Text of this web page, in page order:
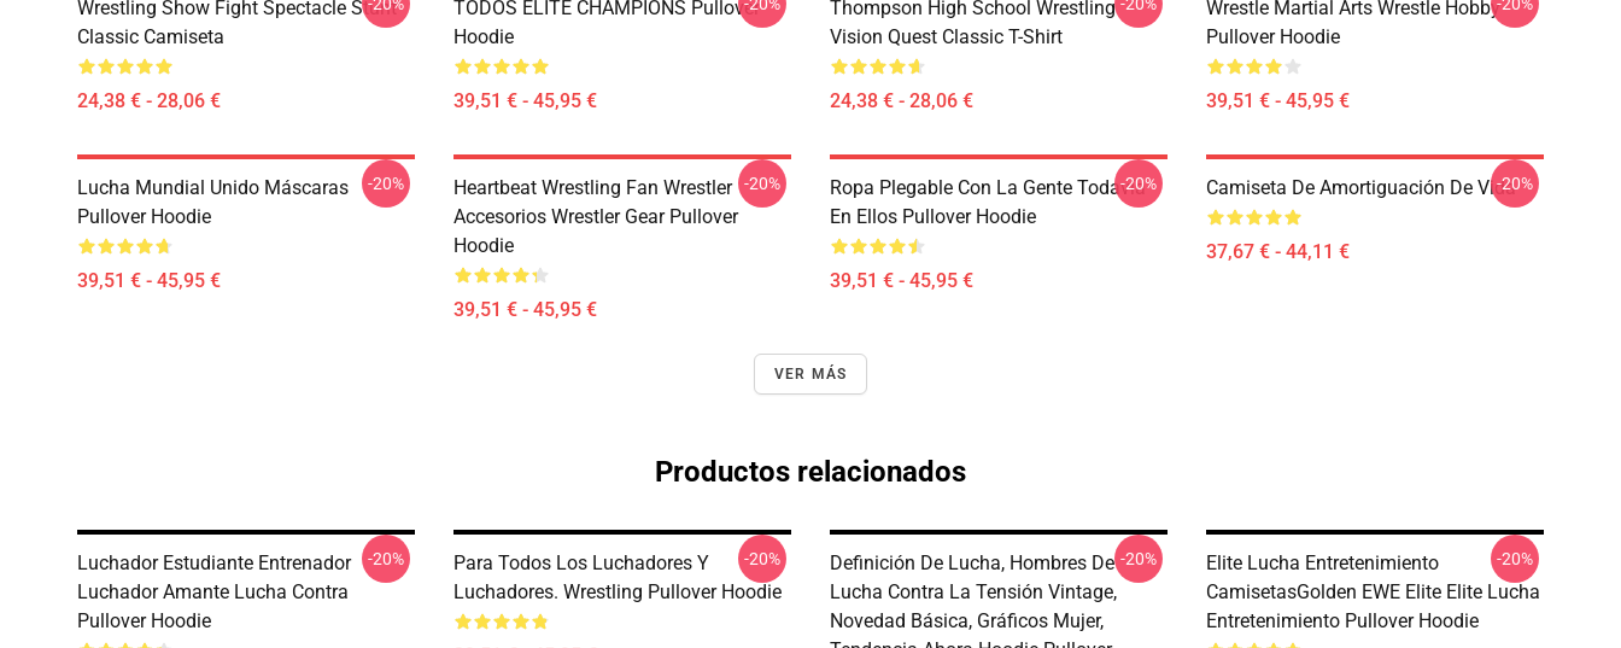
Wrestling Show Fight Spectacle Stunt
Classic Camiseta
24,38 € - 28,06 €
TODOS ELITE CHAMPIONS Pullover
Hoodie
39,51 € - 45,95 €
Thompson High School Wrestling
Vision Quest Classic T-Shirt
24,38 € - 28,06 €
Wrestle Martial Arts Wrestle Hobby
Pullover Hoodie
39,51 € - 45,95 €
Lucha Mundial Unido Máscaras
Pullover Hoodie
39,51 € - 45,95 €
-20%
Heartbeat Wrestling Fan Wrestler
Accesorios Wrestler Gear Pullover
Hoodie
39,51 € - 45,95 €
-20%
Ropa Plegable Con La Gente Todavía
En Ellos Pullover Hoodie
39,51 € - 45,95 €
-20% Camiseta De Amortiguación De Vida
37,67 € - 44,11 €
-20%
VER MÁS
Productos relacionados
Luchador Estudiante Entrenador
Luchador Amante Lucha Contra
Pullover Hoodie
-20%
Para Todos Los Luchadores Y
Luchadores. Wrestling Pullover Hoodie
-20%
Definición De Lucha, Hombres De
Lucha Contra La Tensión Vintage,
Novedad Básica, Gráficos Mujer,
-20%
Elite Lucha Entretenimiento
CamisetasGolden EWE Elite Elite Lucha
Entretenimiento Pullover Hoodie
-20%